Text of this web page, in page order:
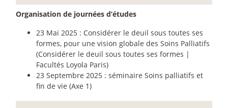
Organisation de journées d’études
23 Mai 2025 : Considérer le deuil sous toutes ses
formes, pour une vision globale des Soins Palliatifs
(Considérer le deuil sous toutes ses formes |
Facultés Loyola Paris)
23 Septembre 2025 : séminaire Soins palliatifs et
fin de vie (Axe 1)